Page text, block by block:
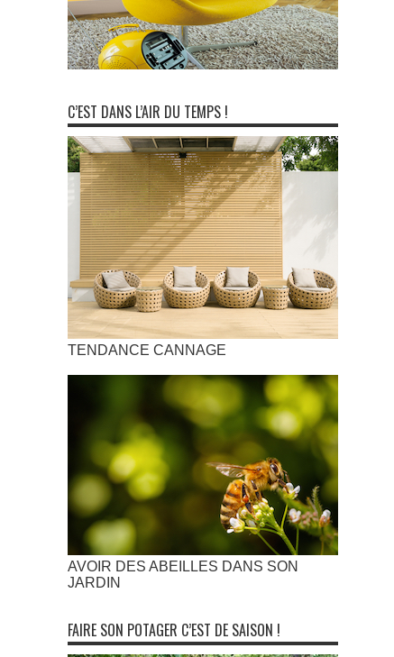
C’EST DANS L’AIR DU TEMPS !
TENDANCE CANNAGE
AVOIR DES ABEILLES DANS SON
JARDIN
FAIRE SON POTAGER C’EST DE SAISON !